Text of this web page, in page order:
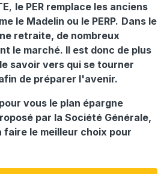
, le PER remplace les anciens
le Madelin ou le PERP. Dans le
retraite, de nombreux
le marché. Il est donc de plus
savoir vers qui se tourner
de préparer l'avenir.
vous le plan épargne
par la Société Générale,
faire le meilleur choix pour